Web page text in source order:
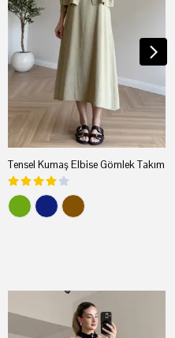
Tensel Kumaş Elbise Gömlek Takım